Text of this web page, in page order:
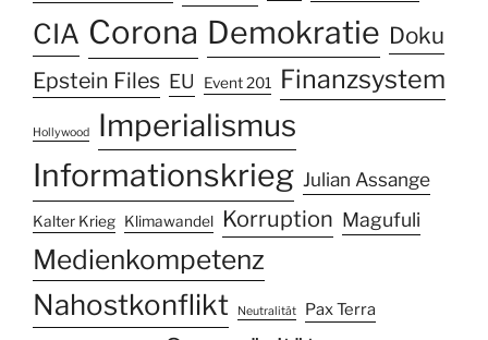
CIA Corona Demokratie Doku
Epstein Files EU Event 201 Finanzsystem
Hollywood
Imperialismus
Informationskrieg Julian Assange
Kalter Krieg Klimawandel Korruption Magufuli
Medienkompetenz
Nahostkonflikt Neutralität Pax Terra